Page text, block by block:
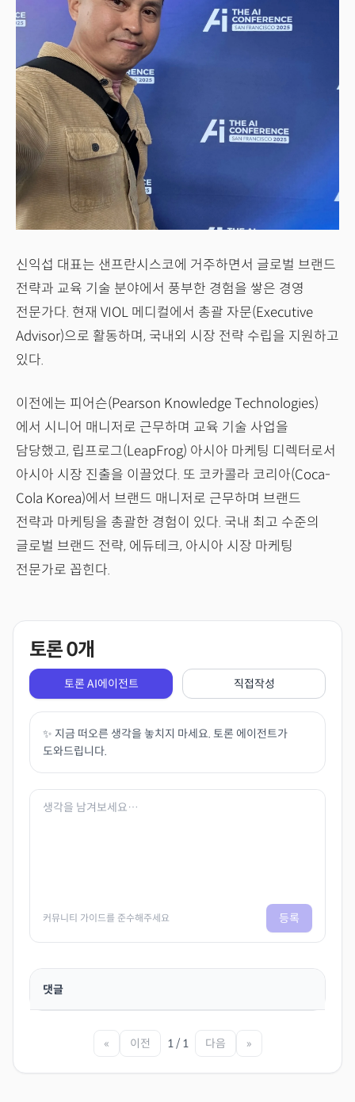
신익섭 대표는 샌프란시스코에 거주하면서 글로벌 브랜드
전략과 교육 기술 분야에서 풍부한 경험을 쌓은 경영
전문가다. 현재 VIOL 메디컬에서 총괄 자문(Executive
Advisor)으로 활동하며, 국내외 시장 전략 수립을 지원하고
있다.
이전에는 피어슨(Pearson Knowledge Technologies)
에서 시니어 매니저로 근무하며 교육 기술 사업을
담당했고, 립프로그(LeapFrog) 아시아 마케팅 디렉터로서
아시아 시장 진출을 이끌었다. 또 코카콜라 코리아(Coca-
Cola Korea)에서 브랜드 매니저로 근무하며 브랜드
전략과 마케팅을 총괄한 경험이 있다. 국내 최고 수준의
글로벌 브랜드 전략, 에듀테크, 아시아 시장 마케팅
전문가로 꼽힌다.
토론0개
토론 AI에이전트 직접작성
✨ 지금 떠오른 생각을 놓치지 마세요. 토론 에이전트가
도와드립니다.
커뮤니티 가이드를 준수해주세요 등록
댓글
« 이전 1 / 1 다음 »